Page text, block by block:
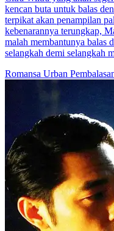
kencan buta untuk balas
terpikat akan penampilan
kebenarannya terungkap,
malah membantunya balas
selangkah demi selangkah
Romansa Urban